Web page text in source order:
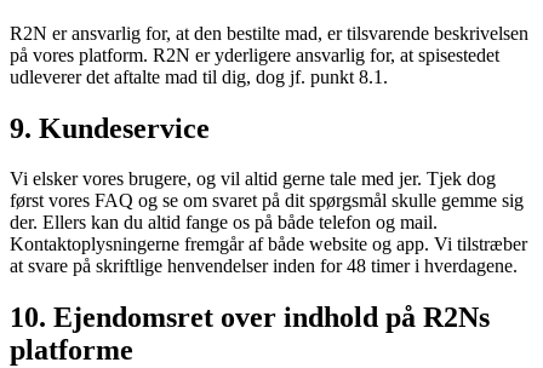
R2N er ansvarlig for, at den bestilte mad, er tilsvarende beskrivelsen
på vores platform. R2N er yderligere ansvarlig for, at spisestedet
udleverer det aftalte mad til dig, dog jf. punkt 8.1.
9. Kundeservice
Vi elsker vores brugere, og vil altid gerne tale med jer. Tjek dog
først vores FAQ og se om svaret på dit spørgsmål skulle gemme sig
der. Ellers kan du altid fange os på både telefon og mail.
Kontaktoplysningerne fremgår af både website og app. Vi tilstræber
at svare på skriftlige henvendelser inden for 48 timer i hverdagene.
10. Ejendomsret over indhold på R2Ns
platforme